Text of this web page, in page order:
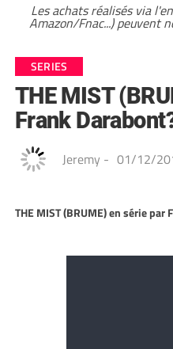
Les achats réalisés via
Amazon/Fnac...) peuvent
SERIES
THE MIST
Frank
Jeremy - 01/12/
THE MIST (BRUME) en série par